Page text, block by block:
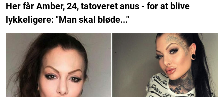
Her får Amber, 24, tatoveret anus - for at blive
lykkeligere: "Man skal bløde..."